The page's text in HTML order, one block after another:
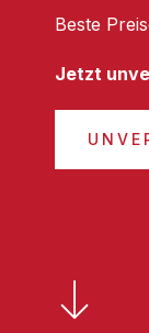
Beste
Jetzt